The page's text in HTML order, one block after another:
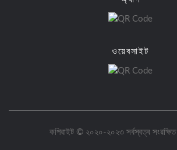
ওয়েবসাইট
কপিরাইট © ২০২০-২০২৩ সর্বস্বত্ব সংরক্ষিত